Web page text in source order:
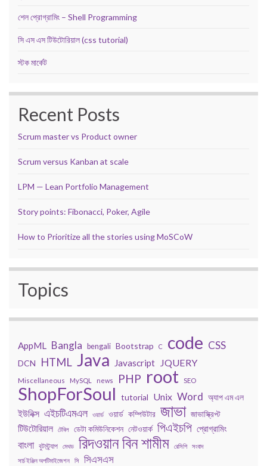
শেল প্রোগ্রামিং – Shell Programming
সি এস এস টিউটোরিয়াল (css tutorial)
স্টক মার্কেট
Recent Posts
Scrum master vs Product owner
Scrum versus Kanban at scale
LPM — Lean Portfolio Management
Story points: Fibonacci, Poker, Agile
How to Prioritize all the stories using MoSCoW
Topics
AppML Bangla bengali Bootstrap C code CSS
DCN HTML Java Javascript JQUERY
Miscellaneous MySQL news PHP root SEO
ShopForSoul tutorial Unix Word অ্যাপ এম এল
ইউনিক্স এইচটিএমএল ওয়ার্ড ওয়ার্ড কম্পিউটার জাভা জাভাস্ক্রিপ্ট
টিউটোরিয়াল টেবিল ডেটা কমিউনিকেশন নেটওয়ার্ক পিএইচপি প্রোগ্রামিং
বাংলা বুটস্ট্র্যাপ মেথড রিদওয়ান বিন শামীম রেসিপি
সংবাদ
সার্চ ইঞ্জিন অপটিমাইজেশন
সি সিএসএস